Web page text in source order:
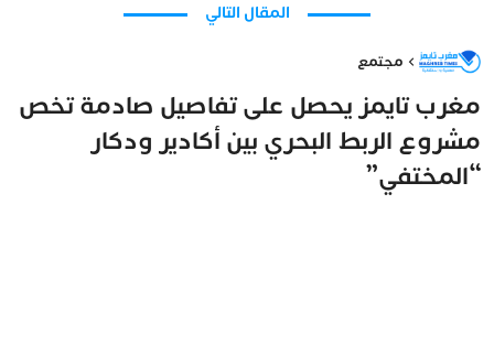
المقال التالي
مجتمع
مغرب تايمز يحصل على تفاصيل صادمة تخص
مشروع الربط البحري بين أكادير ودكار
“المختفي”